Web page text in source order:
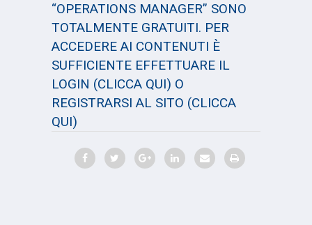
“OPERATIONS MANAGER” SONO
TOTALMENTE GRATUITI. PER
ACCEDERE AI CONTENUTI È
SUFFICIENTE EFFETTUARE IL
LOGIN (CLICCA QUI) O
REGISTRARSI AL SITO (CLICCA
QUI)